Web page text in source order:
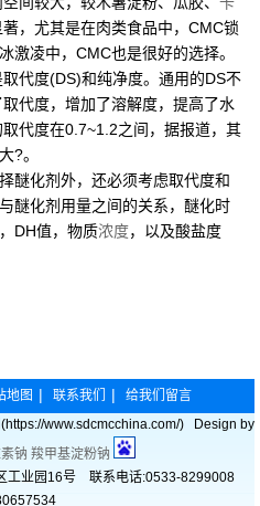
，尤其是在肉类食品中，CMC锁
激凌中，CMC也是很好的选择。
度(DS)和纯净度。通用的DS不
代度，增加了溶解度，提高了水
代度在0.7~1.2之间，据报道，其
?。
醚化剂外，还必须考虑取代度和
醚化剂用量之间的关系，醚化时
DH值，物质浓度，以及酸盐度
地图 | 联系我们 |
给我们留言
www.sdcmcchina.com/) Design by
钠 羧甲基淀粉钠
工业园16号 联系电话:0533-8299008